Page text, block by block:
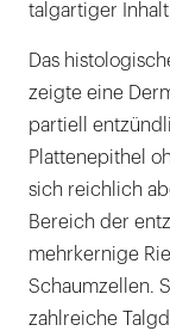
talgartiger
Das
zeigte eine
partiell
Plattenepithel
sich reichlich
Bereich der
mehrkernige
Schaumzellen.
zahlreiche